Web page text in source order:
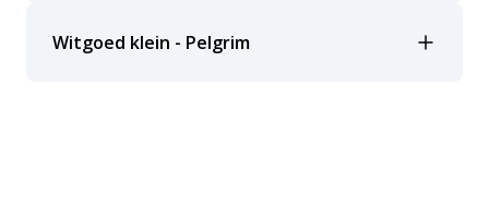
Witgoed klein - Pelgrim